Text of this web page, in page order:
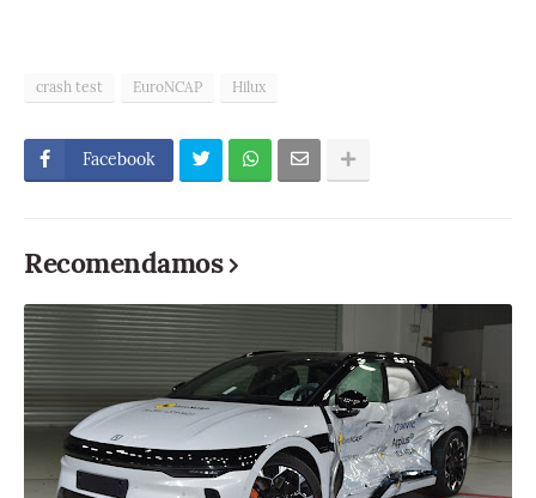
crash test EuroNCAP Hilux
Facebook
Recomendamos